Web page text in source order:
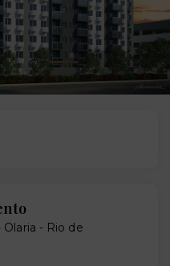
Olaria - Rio de